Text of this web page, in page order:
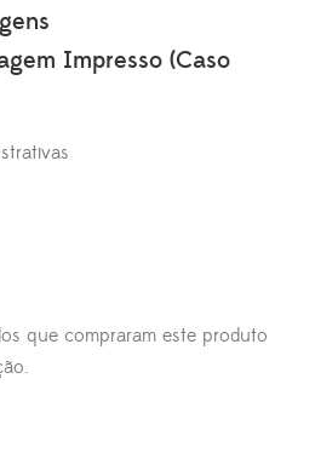
Impresso (Caso
que compraram este produto